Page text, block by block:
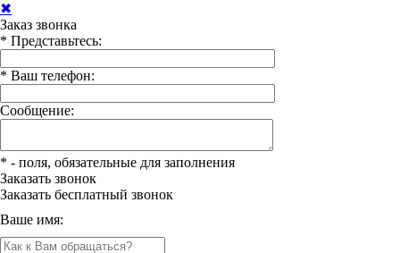
✖
Заказ звонка
* Представьтесь:
* Ваш телефон:
Сообщение:
* - поля, обязательные для заполнения
Заказать звонок
Заказать бесплатный звонок
Ваше имя: